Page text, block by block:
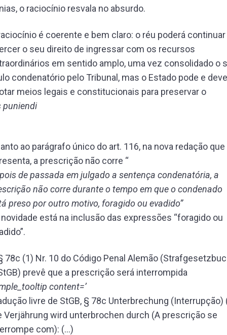
o raciocínio resvala no absurdo.
é coerente e bem claro: o réu poderá continuar
o seu direito de ingressar com os recursos
em sentido amplo, uma vez consolidado o
condenatório pelo Tribunal, mas o Estado pode e deve
meios legais e constitucionais para preservar o
puniendi
ao parágrafo único do art. 116, na nova redação
a prescrição não corre “
de passada em julgado a sentença condenatória, a
não corre durante o tempo em que o condenado
preso por outro motivo, foragido ou evadido”
novidade está na inclusão das expressões “foragido ou
78c (1) Nr. 10 do Código Penal Alemão
prevê que a prescrição será interrompida
content=’
livre de StGB, § 78c Unterbrechung (Interrupção)
Verjährung wird unterbrochen durch (A prescrição se
com): (…)